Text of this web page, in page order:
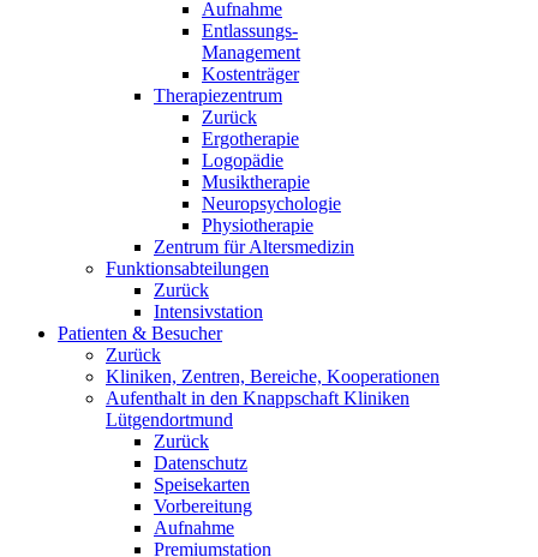
Aufnahme
Entlassungs-
Management
Kostenträger
Therapiezentrum
Zurück
Ergotherapie
Logopädie
Musiktherapie
Neuropsychologie
Physiotherapie
Zentrum für Altersmedizin
Funktionsabteilungen
Zurück
Intensivstation
Patienten & Besucher
Zurück
Kliniken, Zentren, Bereiche, Kooperationen
Aufenthalt in den Knappschaft Kliniken
Lütgendortmund
Zurück
Datenschutz
Speisekarten
Vorbereitung
Aufnahme
Premiumstation